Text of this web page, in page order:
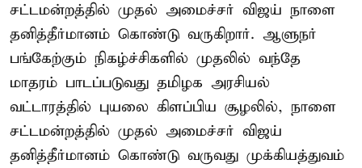
சட்டமன்றத்தில் முதல் அமைச்சர் விஜய் நாளை
தனித்தீர்மானம் கொண்டு வருகிறார். ஆளுநர்
பங்கேற்கும் நிகழ்ச்சிகளில் முதலில் வந்தே
மாதரம் பாடப்படுவது தமிழக அரசியல்
வட்டாரத்தில் புயலை கிளப்பிய சூழலில், நாளை
சட்டமன்றத்தில் முதல் அமைச்சர் விஜய்
தனித்தீர்மானம் கொண்டு வருவது முக்கியத்துவம்